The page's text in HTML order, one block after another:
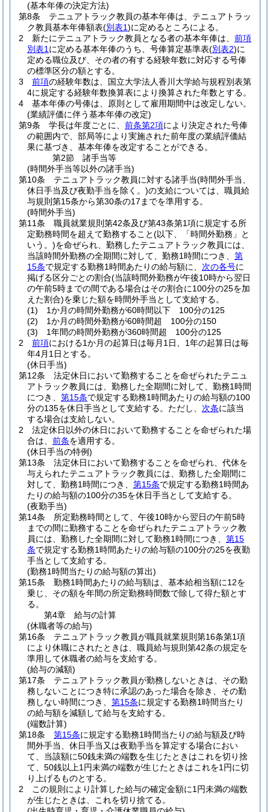
(基本年俸の決定方法)
第8条
テニュアトラック教員の基本年俸は、テニュアトラッ
ク教員基本年俸額表(別表1)に定めるところによる。
2
新たにテニュアトラック教員となる者の基本年俸は、 前項
別表1 に定める基本年俸のうち、号俸算定基準表(別表2)に
定める職位及び、その者の有する経験年数に対応する号俸
の標準区分の額とする。
3
前項の経験年数は、国立大学法人香川大学給与規程別表第
4に規定する経験年数換算表により換算された年数とする。
4
基本年俸の号俸は、原則として雇用期間中は改定しない。
(業績評価に伴う基本年俸の改定)
第9条
学長は年度ごとに、 前条第2項により決定された号俸
の範囲内で、部局等により実施された前年度の業績評価結
果に基づき、基本年俸を改定することができる。
第2節
諸手当等
(時間外手当等以外の諸手当)
第10条
テニュアトラック教員に対する諸手当(時間外手当、
休日手当及び夜勤手当を除く。)の支給については、職員給
与規則第15条から第30条の17までを準用する。
(時間外手当)
第11条
職員就業規則第42条及び第43条第1項に規定する所
定勤務時間を超えて勤務すること(以下、「時間外勤務」と
いう。)を命ぜられ、勤務したテニュアトラック教員には、
当該時間外勤務の全期間に対して、勤務1時間につき、 第
15条で規定する勤務1時間あたりの給与額に、 次の各号に
掲げる区分ごとの割合(当該時間外勤務が午後10時から翌日
の午前5時までの間である場合はその割合に100分の25を加
えた割合)を乗じた額を時間外手当として支給する。
(1)
1か月の時間外勤務が60時間以下 100分の125
(2)
1か月の時間外勤務が60時間超 100分の150
(3)
1年間の時間外勤務が360時間超 100分の125
2
前項における1か月の起算日は毎月1日、1年の起算日は毎
年4月1日とする。
(休日手当)
第12条
法定休日において勤務することを命ぜられたテニュ
アトラック教員には、勤務した全期間に対して、勤務1時間
につき、 第15条で規定する勤務1時間あたりの給与額の100
分の135を休日手当として支給する。 ただし、 次条に該当
する場合は支給しない。
2
法定休日以外の休日において勤務することを命ぜられた場
合は、 前条を適用する。
(休日手当の特例)
第13条
法定休日において勤務することを命ぜられ、代休を
与えられたテニュアトラック教員には、勤務した全期間に
対して、勤務1時間につき、 第15条で規定する勤務1時間あ
たりの給与額の100分の35を休日手当として支給する。
(夜勤手当)
第14条
所定勤務時間として、午後10時から翌日の午前5時
までの間に勤務することを命ぜられたテニュアトラック教
員には、勤務した全期間に対して勤務1時間につき、 第15
条で規定する勤務1時間あたりの給与額の100分の25を夜勤
手当として支給する。
(勤務1時間当たりの給与額の算出)
第15条
勤務1時間あたりの給与額は、基本給相当額に12を
乗じ、その額を年間の所定勤務時間数で除して得た額とす
る。
第4章
給与の計算
(休職者等の給与)
第16条
テニュアトラック教員が職員就業規則第16条第1項
により休職にされたときは、職員給与規則第42条の規定を
準用して休職者の給与を支給する。
(給与の減額)
第17条
テニュアトラック教員が勤務しないときは、その勤
務しないことにつき特に承認のあった場合を除き、その勤
務しない時間につき、 第15条に規定する勤務1時間当たり
の給与額を減額して給与を支給する。
(端数計算)
第18条
第15条に規定する勤務1時間当たりの給与額及び時
間外手当、休日手当又は夜勤手当を算定する場合におい
て、当該額に50銭未満の端数を生じたときはこれを切り捨
て、50銭以上1円未満の端数が生じたときはこれを1円に切
り上げるものとする。
2
この規則により計算した給与の確定金額に1円未満の端数
が生じたときは、これを切り捨てる。